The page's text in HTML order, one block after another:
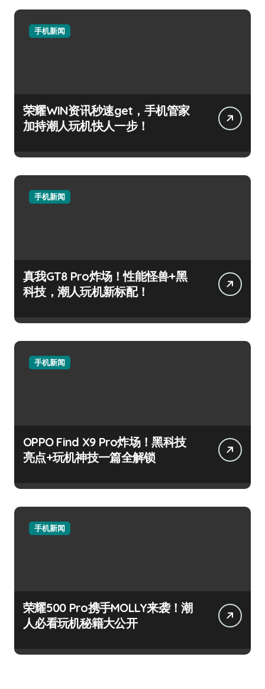
手机新闻
荣耀WIN资讯秒速get，手机管家
加持潮人玩机快人一步！
手机新闻
真我GT8 Pro炸场！性能怪兽+黑
科技，潮人玩机新标配！
手机新闻
OPPO Find X9 Pro炸场！黑科技
亮点+玩机神技一篇全解锁
手机新闻
荣耀500 Pro携手MOLLY来袭！潮
人必看玩机秘籍大公开